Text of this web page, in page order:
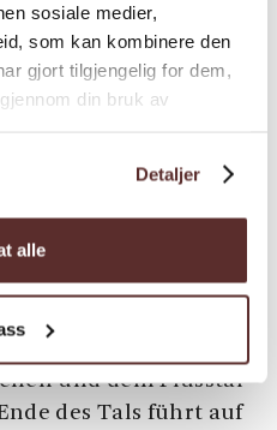
sosiale medier,
som kan kombinere den
gjort tilgjengelig for dem,
din bruk av
Detaljer
alle
in umgekehrter
Gjesteheim oder
beginnen. Da ist es
nach oben
bis zur Brücke folgt.
geht man nach
Legena.
führt ein Pfad
und dem Flusstal
des Tals führt auf